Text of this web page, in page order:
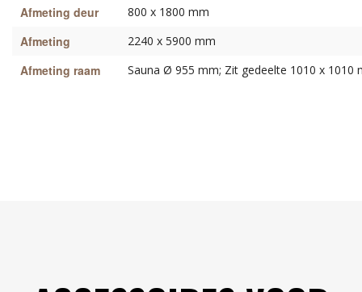
Afmeting deur 800 x 1800 mm
Afmeting 2240 x 5900 mm
Afmeting raam Sauna Ø 955 mm; Zit gedeelte 1010 x 1010